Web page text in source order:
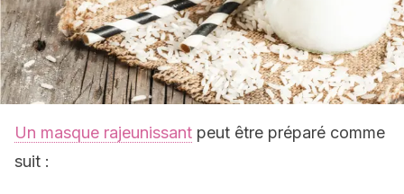
Un masque rajeunissant peut être préparé comme
suit :